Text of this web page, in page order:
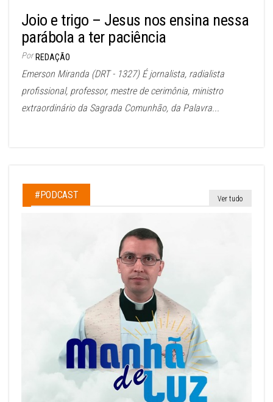
Joio e trigo – Jesus nos ensina nessa
parábola a ter paciência
Por REDAÇÃO
Emerson Miranda (DRT - 1327) É jornalista, radialista
profissional, professor, mestre de cerimônia, ministro
extraordinário da Sagrada Comunhão, da Palavra...
#PODCAST Ver tudo